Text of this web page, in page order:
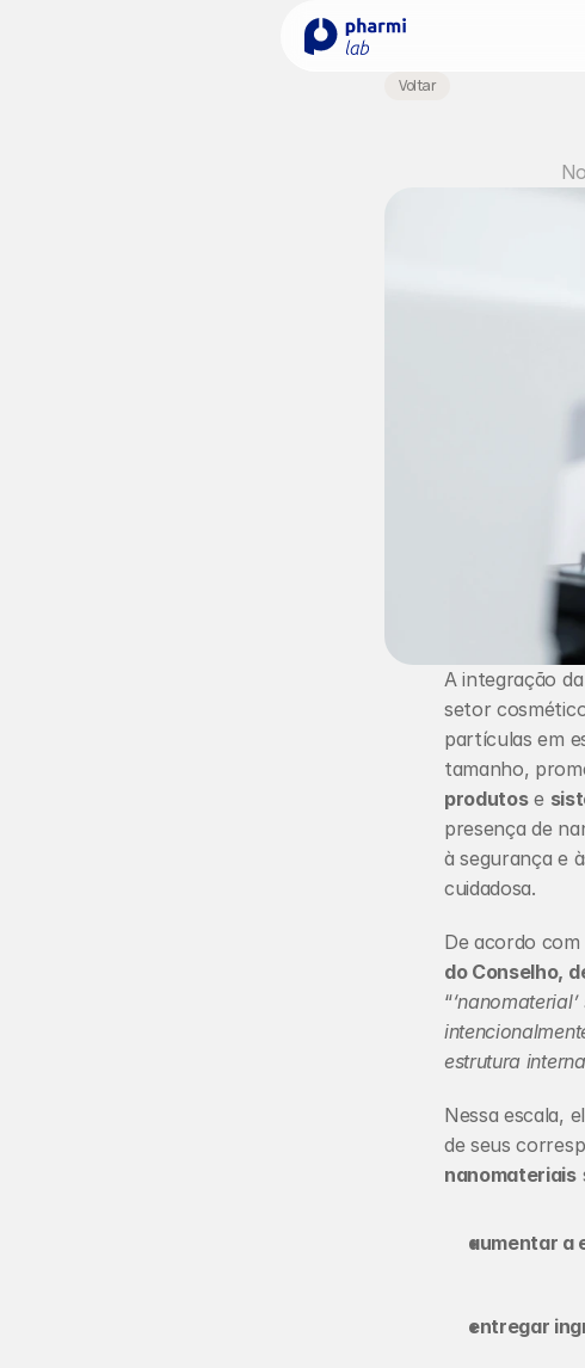
Voltar
A integração da
setor
partículas em
tamanho,
produtos e
presença de
à segurança e
cuidadosa.
De acordo com
do Conselho,
“
estrutura
Nessa escala,
nanomateriais
aumentar a
entregar